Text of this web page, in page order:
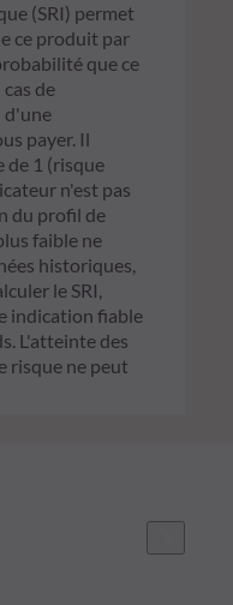
(SRI) permet
ce produit par
que ce
de
d'une
payer. Il
de 1 (risque
n'est pas
du profil de
faible ne
historiques,
le SRI,
indication fiable
L'atteinte des
risque ne peut